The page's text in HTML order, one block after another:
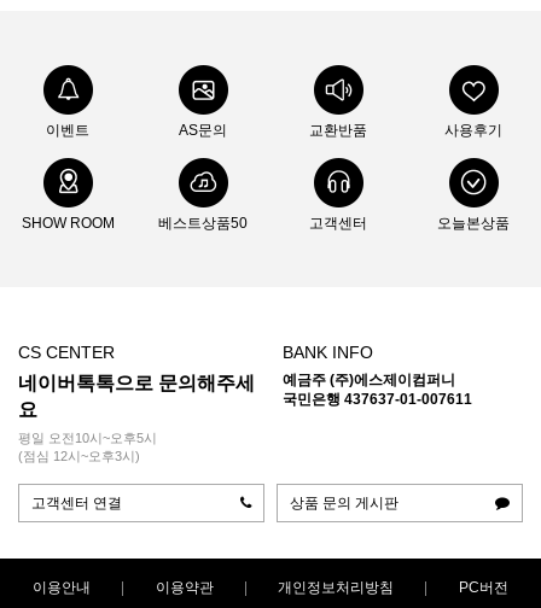
이벤트 AS문의 교환반품 사용후기
SHOW ROOM 베스트상품50 고객센터 오늘본상품
CS CENTER
네이버톡톡으로 문의해주세
요
평일 오전10시~오후5시
(점심 12시~오후3시)
BANK INFO
예금주 (주)에스제이컴퍼니
국민은행 437637-01-007611
고객센터 연결 상품 문의 게시판
이용안내 이용약관 개인정보처리방침 PC버전